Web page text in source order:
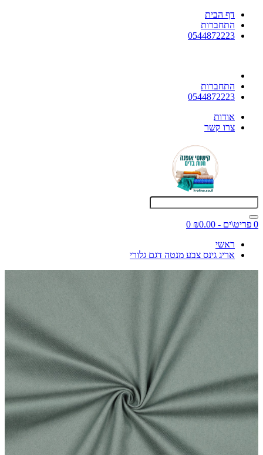
דף הבית
התחברות
0544872223
התחברות
0544872223
אודות
צרו קשר
0 פריט\ים - ₪0.00
0
ראשי
אריג גינס צבע מנטה דגם גלורי